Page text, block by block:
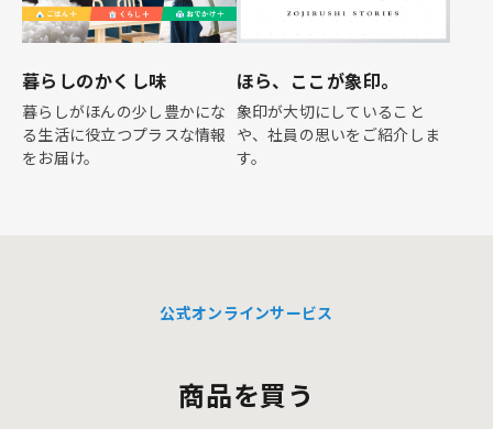
暮らしのかくし味
暮らしがほんの少し豊かにな
る生活に役立つプラスな情報
をお届け。
ほら、ここが象印。
象印が大切にしていること
や、社員の思いをご紹介しま
す。
公式オンラインサービス
商品を買う